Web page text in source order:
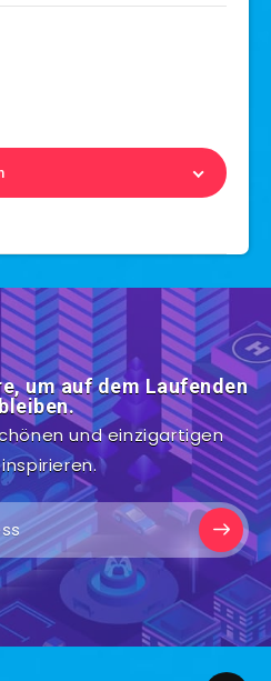
um auf dem Laufenden
und einzigartigen